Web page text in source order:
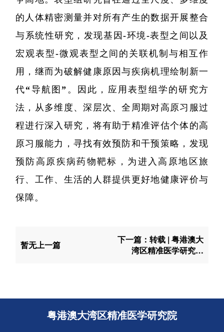
的人体精密测量并对所有产生的数据开展整合
与系统性研究，发现基因-环境-表型之间以及
宏观表型-微观表型之间的关联机制与相互作
用，继而为破解健康原因与疾病机理绘制新一
代“导航图”。因此，应用表型组学的研究方
法，从多维度、深层次、全周期对高原习服过
程进行深入研究，将有助于精准评估个体的高
原习服能力，寻找有效预防和干预策略，发现
预防高原疾病药物靶标，为进入高原地区旅
行、工作、生活的人群提供更好地健康评价与
保障。
暂无上一篇
下一篇：转载 | 粤港澳大
湾区精准医学研究院
粤港澳大湾区精准医学研究院